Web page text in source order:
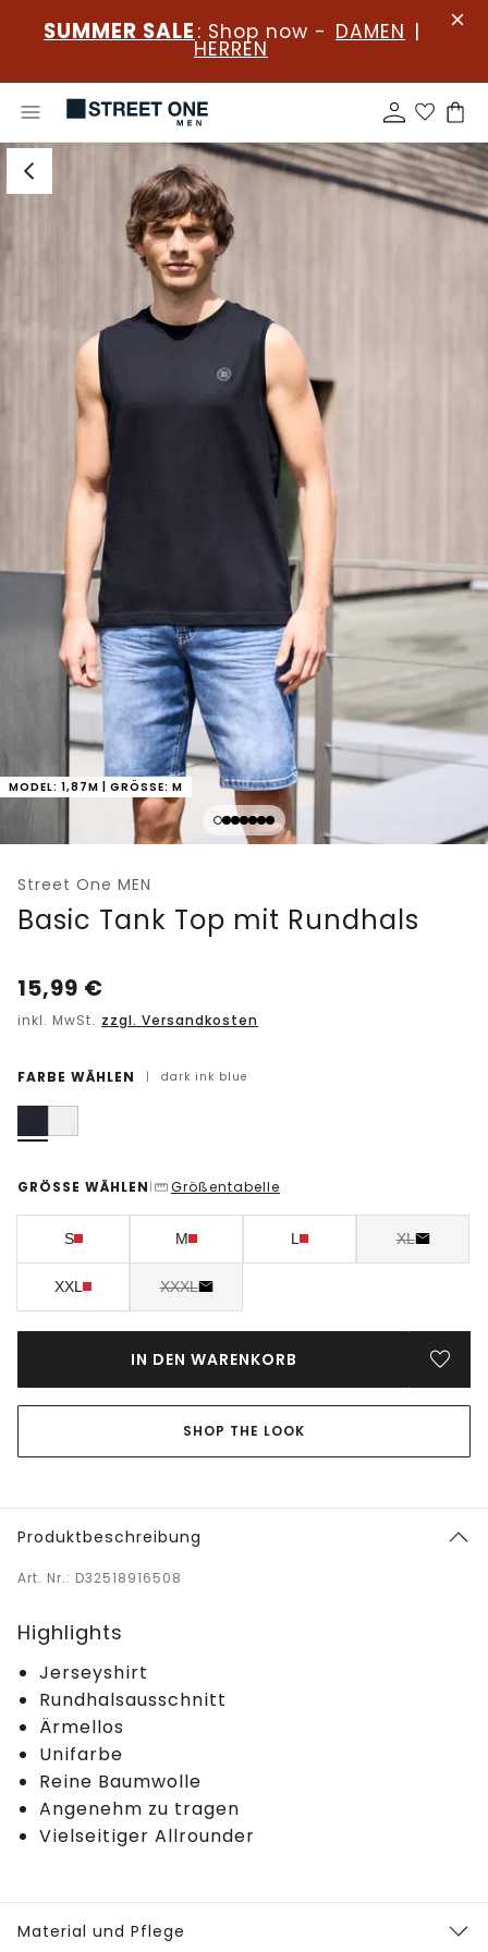
SUMMER SALE : Shop now - DAMEN |
HERREN
MODEL: 1,87M | GRÖSSE: M
Street One MEN
Basic Tank Top mit Rundhals
15,99 €
inkl. MwSt. zzgl. Versandkosten
FARBE WÄHLEN | dark ink blue
GRÖSSE WÄHLEN | Größentabelle
S M L XL
XXL XXXL
IN DEN WARENKORB
SHOP THE LOOK
Produktbeschreibung
Art. Nr.: D32518916508
Highlights
Jerseyshirt
Rundhalsausschnitt
Ärmellos
Unifarbe
Reine Baumwolle
Angenehm zu tragen
Vielseitiger Allrounder
Material und Pflege